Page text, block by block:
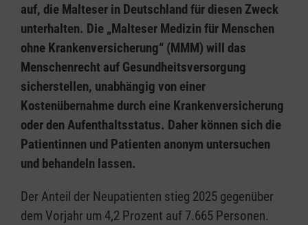
auf, die Malteser in Deutschland für diesen Zweck
unterhalten. Die „Malteser Medizin für Menschen
ohne Krankenversicherung“ (MMM) will das
Menschenrecht auf Gesundheitsversorgung
sicherstellen, unabhängig von einer
Kostenübernahme durch eine Krankenversicherung
oder den Aufenthaltsstatus. Daher können sich die
Patientinnen und Patienten anonym untersuchen
und behandeln lassen.
Der Anteil der Neupatienten stieg 2025 gegenüber
dem Vorjahr um 4,2 Prozent auf 7.665 Personen.